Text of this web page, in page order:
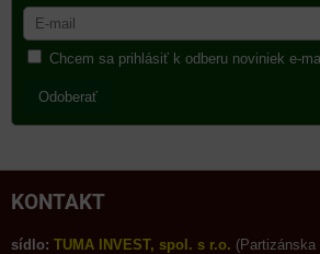
Chcem sa prihlásiť k odberu noviniek e-
Odoberať
KONTAKT
sídlo: TUMA INVEST, spol. s r.o. (Partizánska